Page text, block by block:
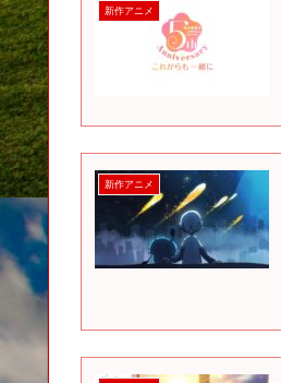
新作アニメ
新作アニメ